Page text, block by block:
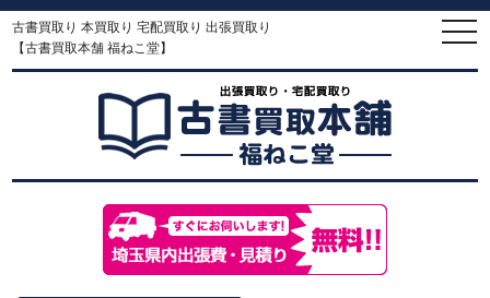
古書買取り 本買取り 宅配買取り 出張買取り
【古書買取本舗 福ねこ堂】